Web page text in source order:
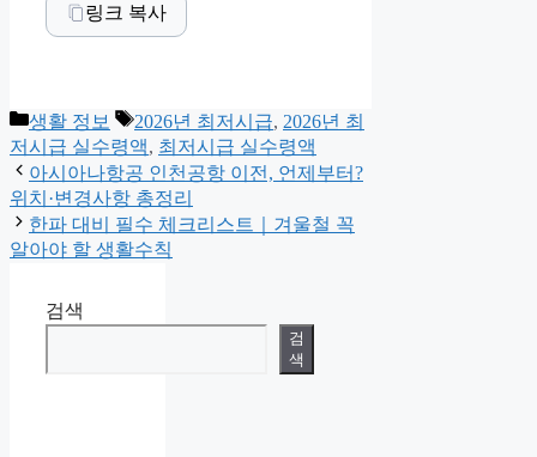
링크 복사
Categories
생활 정보 Tags
2026년 최저시급, 2026년 최
저시급 실수령액, 최저시급 실수령액
아시아나항공 인천공항 이전, 언제부터?
위치·변경사항 총정리
한파 대비 필수 체크리스트｜겨울철 꼭
알아야 할 생활수칙
검색
검
색